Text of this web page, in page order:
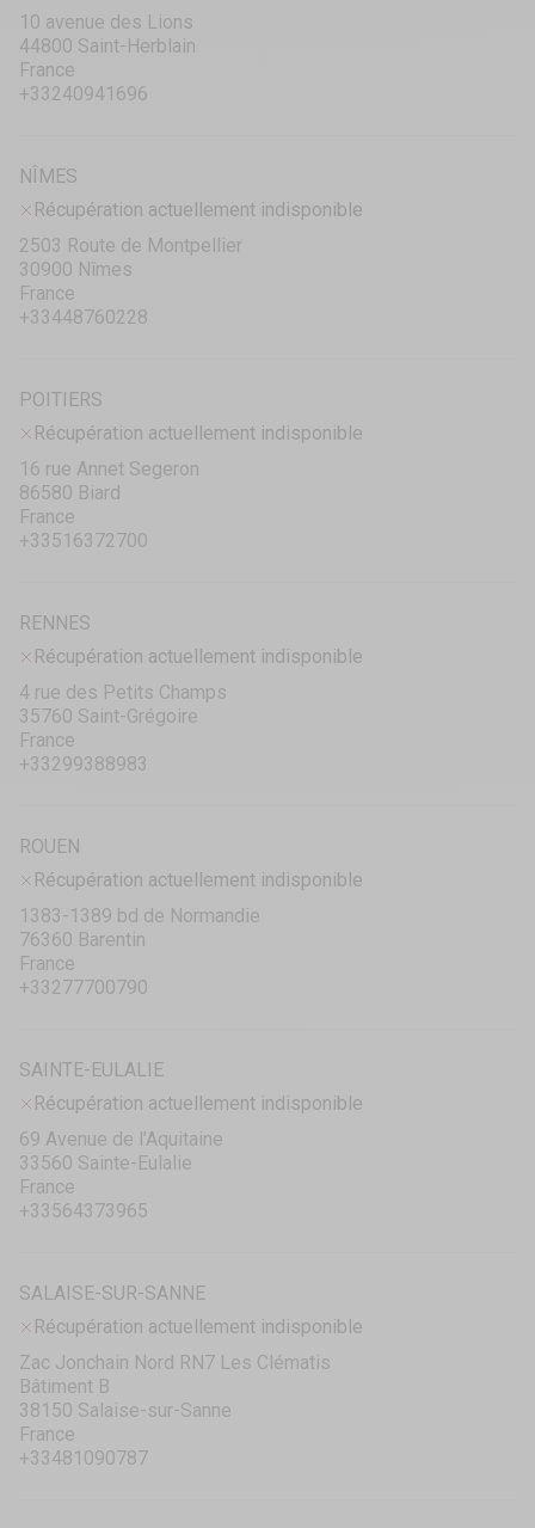
10 avenue des Lions
44800 Saint-Herblain
France
+33240941696
NÎMES
Récupération actuellement indisponible
2503 Route de Montpellier
30900 Nîmes
France
+33448760228
POITIERS
Récupération actuellement indisponible
16 rue Annet Segeron
86580 Biard
France
+33516372700
RENNES
Récupération actuellement indisponible
4 rue des Petits Champs
35760 Saint-Grégoire
France
+33299388983
ROUEN
Récupération actuellement indisponible
1383-1389 bd de Normandie
76360 Barentin
France
+33277700790
SAINTE-EULALIE
Récupération actuellement indisponible
69 Avenue de l’Aquitaine
33560 Sainte-Eulalie
France
+33564373965
SALAISE-SUR-SANNE
Récupération actuellement indisponible
Zac Jonchain Nord RN7 Les Clématis
Bâtiment B
38150 Salaise-sur-Sanne
France
+33481090787